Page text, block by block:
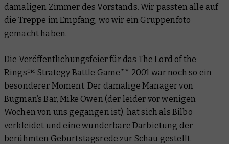
damaligen Zimmer des Vorstands. Wir passten alle auf
die Treppe im Empfang, wo wir ein Gruppenfoto
gemacht haben.
Die Veröffentlichungsfeier für das The Lord of the
Rings™ Strategy Battle Game** 2001 war noch so ein
besonderer Moment. Der damalige Manager von
Bugman’s Bar, Mike Owen (der leider vor wenigen
Wochen von uns gegangen ist), hat sich als Bilbo
verkleidet und eine wunderbare Darbietung der
berühmten Geburtstagsrede zur Schau gestellt.